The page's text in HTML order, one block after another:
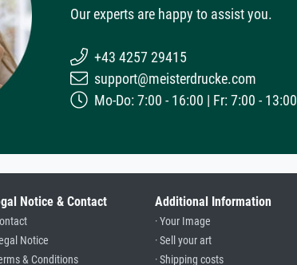
Our experts are happy to assist you.
+43 4257 29415
support@meisterdrucke.com
Mo-Do: 7:00 - 16:00 | Fr: 7:00 - 13:00
Notice & Contact
Notice
& Conditions
Additional Information
· Your Image
· Sell your art
· Shipping costs